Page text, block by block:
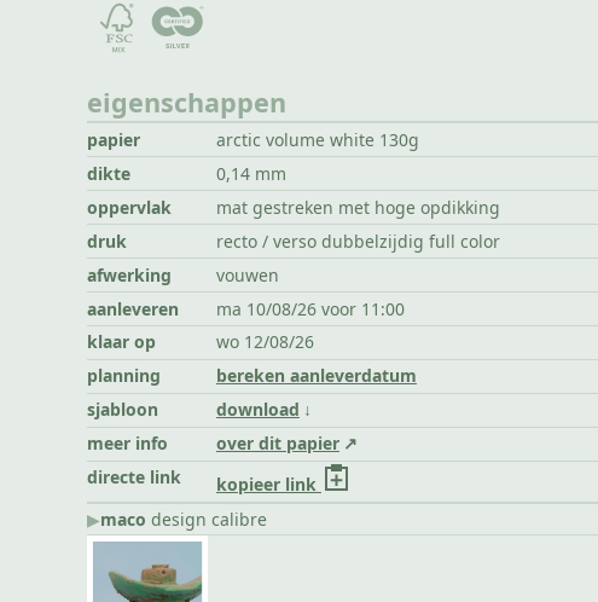
eigenschappen
papier
arctic volume white 130g
dikte
0,14 mm
oppervlak
mat gestreken met hoge opdikking
druk
recto / verso dubbelzijdig full color
afwerking
vouwen
aanleveren
ma 10/08/26 voor 11:00
klaar op
wo 12/08/26
planning
bereken aanleverdatum
sjabloon
download
meer info
over dit papier
directe link
kopieer link
▶︎maco design calibre